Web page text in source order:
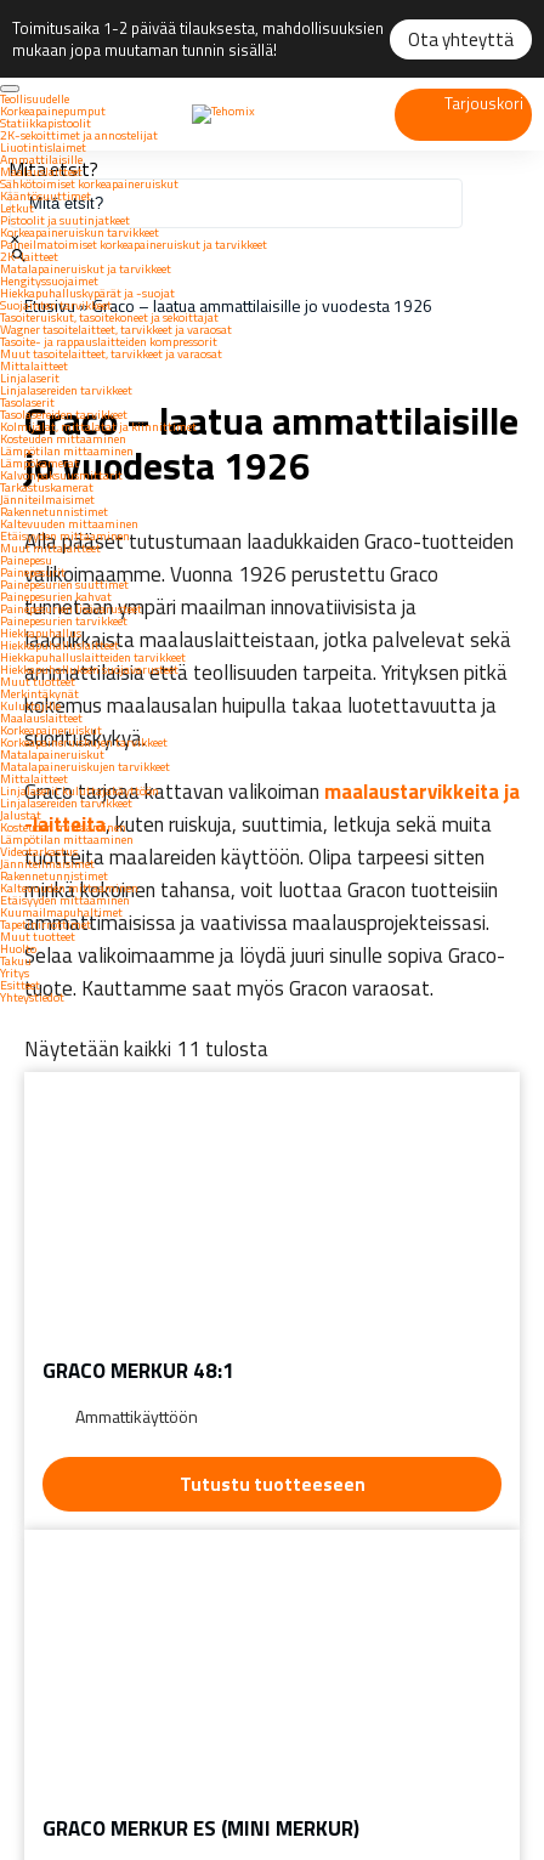
Toimitusaika 1-2 päivää tilauksesta, mahdollisuuksien
mukaan jopa muutaman tunnin sisällä!
Ota yhteyttä
Teollisuudelle
Korkeapainepumput
Statiikkapistoolit
2K-sekoittimet ja annostelijat
Liuotintislaimet
Ammattilaisille
Maalauslaitteet
Sähkötoimiset korkeapaineruiskut
Kääntösuuttimet
Letkut
Pistoolit ja suutinjatkeet
Korkeapaineruiskun tarvikkeet
Paineilmatoimiset korkeapaineruiskut ja tarvikkeet
2K-laitteet
Matalapaineruiskut ja tarvikkeet
Hengityssuojaimet
Hiekkapuhalluskypärät ja -suojat
Suojainten tarvikkeet
Tasoiteruiskut, tasoitekoneet ja sekoittajat
Wagner tasoitelaitteet, tarvikkeet ja varaosat
Tasoite- ja rappauslaitteiden kompressorit
Muut tasoitelaitteet, tarvikkeet ja varaosat
Mittalaitteet
Linjalaserit
Linjalasereiden tarvikkeet
Tasolaserit
Tasolasereiden tarvikkeet
Kolmijalat, mittalatat ja kiinnittimet
Kosteuden mittaaminen
Lämpötilan mittaaminen
Lämpökamerat
Kalvonpaksuusmittarit
Tarkastuskamerat
Jänniteilmaisimet
Rakennetunnistimet
Kaltevuuden mittaaminen
Etäisyyden mittaaminen
Muut mittalaitteet
Painepesu
Painepesurit
Painepesurien suuttimet
Painepesurien kahvat
Painepesurien lisävarusteet
Painepesurien tarvikkeet
Hiekkapuhallus
Hiekkapuhalluslaitteet
Hiekkapuhalluslaitteiden tarvikkeet
Hiekkapuhalluksen suojavarusteet
Muut tuotteet
Merkintäkynät
Kuluttajille
Maalauslaitteet
Korkeapaineruiskut
Korkeapaineruiskujen tarvikkeet
Matalapaineruiskut
Matalapaineruiskujen tarvikkeet
Mittalaitteet
Linjalaserit kuluttajakäyttöön
Linjalasereiden tarvikkeet
Jalustat
Kosteuden mittaaminen
Lämpötilan mittaaminen
Videotarkastus
Jänniteilmaisimet
Rakennetunnistimet
Kaltevuuden mittaaminen
Etäisyyden mittaaminen
Kuumailmapuhaltimet
Tapetinirrottimet
Muut tuotteet
Huolto
Takuu
Yritys
Esitteet
Yhteystiedot
Tarjouskori
Mitä etsit?
×
Etusivu»Graco – laatua ammattilaisille jo vuodesta 1926
Graco – laatua ammattilaisille
jo vuodesta 1926
Alla pääset tutustumaan laadukkaiden Graco-tuotteiden
valikoimaamme. Vuonna 1926 perustettu Graco
tunnetaan ympäri maailman innovatiivisista ja
laadukkaista maalauslaitteistaan, jotka palvelevat sekä
ammattilaisia että teollisuuden tarpeita. Yrityksen pitkä
kokemus maalausalan huipulla takaa luotettavuutta ja
suorituskykyä.
Graco tarjoaa kattavan valikoiman maalaustarvikkeita ja
-laitteita, kuten ruiskuja, suuttimia, letkuja sekä muita
tuotteita maalareiden käyttöön. Olipa tarpeesi sitten
minkä kokoinen tahansa, voit luottaa Gracon tuotteisiin
ammattimaisissa ja vaativissa maalausprojekteissasi.
Selaa valikoimaamme ja löydä juuri sinulle sopiva Graco-
tuote. Kauttamme saat myös Gracon varaosat.
Näytetään kaikki 11 tulosta
GRACO MERKUR 48:1
Ammattikäyttöön
Tutustu tuotteeseen
GRACO MERKUR ES (MINI MERKUR)